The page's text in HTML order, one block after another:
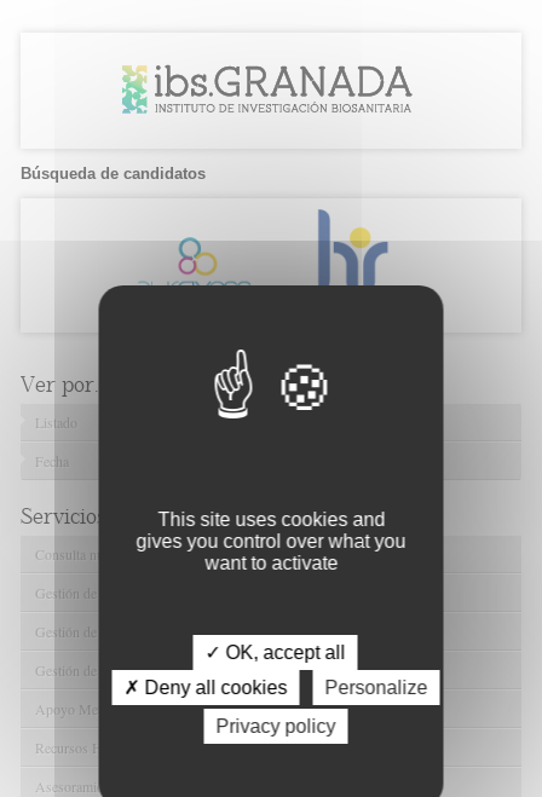
Búsqueda de candidatos
Ver por...
Listado
Fecha
Servicios de FIBAO
Consulta nuestras Ofertas Tecnológicas
Gestión de Ensayos Clínicos y Estudios Observacionales
Gestión de la Innovación y la Transferencia Tecnológica
Gestión de Ayudas y Oportunidad de Financiación
Apoyo Metodológico y/o Estadístico
Recursos Humanos
Asesoramiento y Gestión Económica-Administrativa
This site uses cookies and
gives you control over what you
want to activate
✓ OK, accept all
✗ Deny all cookies
Personalize
Privacy policy